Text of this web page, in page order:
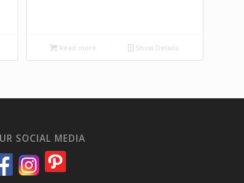
Read more Show Details
SOCIAL MEDIA